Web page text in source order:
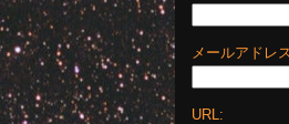
メールアドレ
URL: